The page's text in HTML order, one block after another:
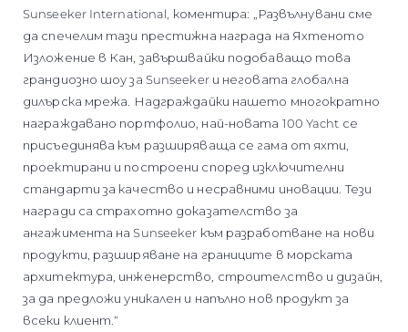
Sunseeker International, коментира: „Развълнувани сме
да спечелим тази престижна награда на Яхтеното
Изложение в Кан, завършвайки подобаващо това
грандиозно шоу за Sunseeker и неговата глобална
дилърска мрежа. Надграждайки нашето многократно
награждавано портфолио, най-новата 100 Yacht се
присъединява към разширяваща се гама от яхти,
проектирани и построени според изключителни
стандарти за качество и несравними иновации. Тези
награди са страхотно доказателство за
ангажимента на Sunseeker към разработване на нови
продукти, разширяване на границите в морската
архитектура, инженерство, строителство и дизайн,
за да предложи уникален и напълно нов продукт за
всеки клиент.“